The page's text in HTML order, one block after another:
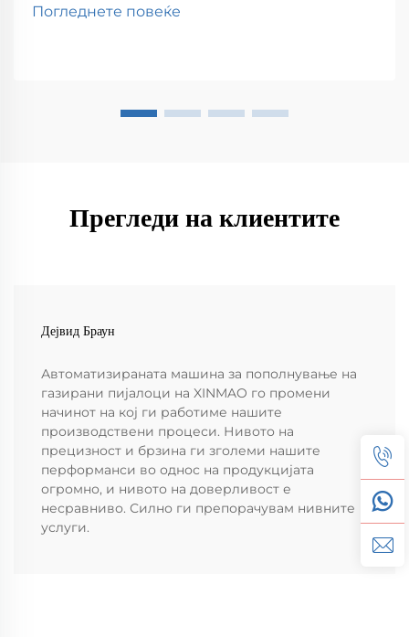
Погледнете повеќе
Прегледи на клиентите
Дејвид Браун
Автоматизираната машина за пополнување на
газирани пијалоци на XINMAO го промени
начинот на кој ги работиме нашите
производствени процеси. Нивото на
прецизност и брзина ги зголеми нашите
перформанси во однос на продукцијата
огромно, и нивото на доверливост е
несравниво. Силно ги препорачувам нивните
услуги.